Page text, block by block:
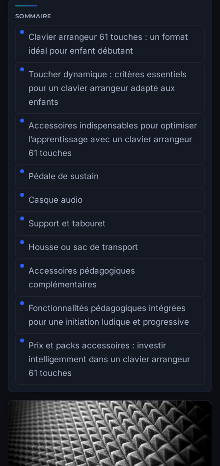
Zone de lecture principale avec sommaire latéral.
SOMMAIRE
Clavier arrangeur 61 touches : un format
idéal pour enfant débutant
Toucher dynamique : critères essentiels
pour un clavier arrangeur adapté aux
enfants
Accessoires indispensables pour optimiser
l’apprentissage avec un clavier arrangeur
61 touches
Pédale de sustain
Casque audio
Support et tabouret
Housse ou sac de transport
Accessoires pédagogiques
complémentaires
Fonctionnalités pédagogiques intégrées
pour une initiation ludique et progressive
Prix et packs accessoires : investir
intelligemment dans un clavier arrangeur
61 touches